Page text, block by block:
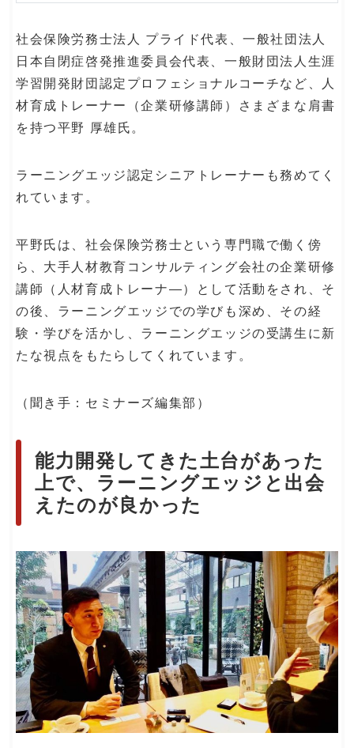
社会保険労務士法人 プライド代表、一般社団法人
日本自閉症啓発推進委員会代表、一般財団法人生涯
学習開発財団認定プロフェショナルコーチなど、人
材育成トレーナー（企業研修講師）さまざまな肩書
を持つ平野 厚雄氏。
ラーニングエッジ認定シニアトレーナーも務めてく
れています。
平野氏は、社会保険労務士という専門職で働く傍
ら、大手人材教育コンサルティング会社の企業研修
講師（人材育成トレーナ―）として活動をされ、そ
の後、ラーニングエッジでの学びも深め、その経
験・学びを活かし、ラーニングエッジの受講生に新
たな視点をもたらしてくれています。
（聞き手：セミナーズ編集部）
能力開発してきた土台があった
上で、ラーニングエッジと出会
えたのが良かった